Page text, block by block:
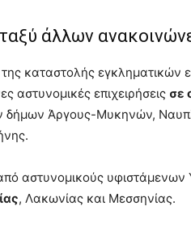
άλλων
καταστολής εγκληματικών
αστυνομικές επιχειρήσεις σε
δήμων Άργους-Μυκηνών,
αστυνομικούς
, Λακωνίας και Μεσσηνίας.